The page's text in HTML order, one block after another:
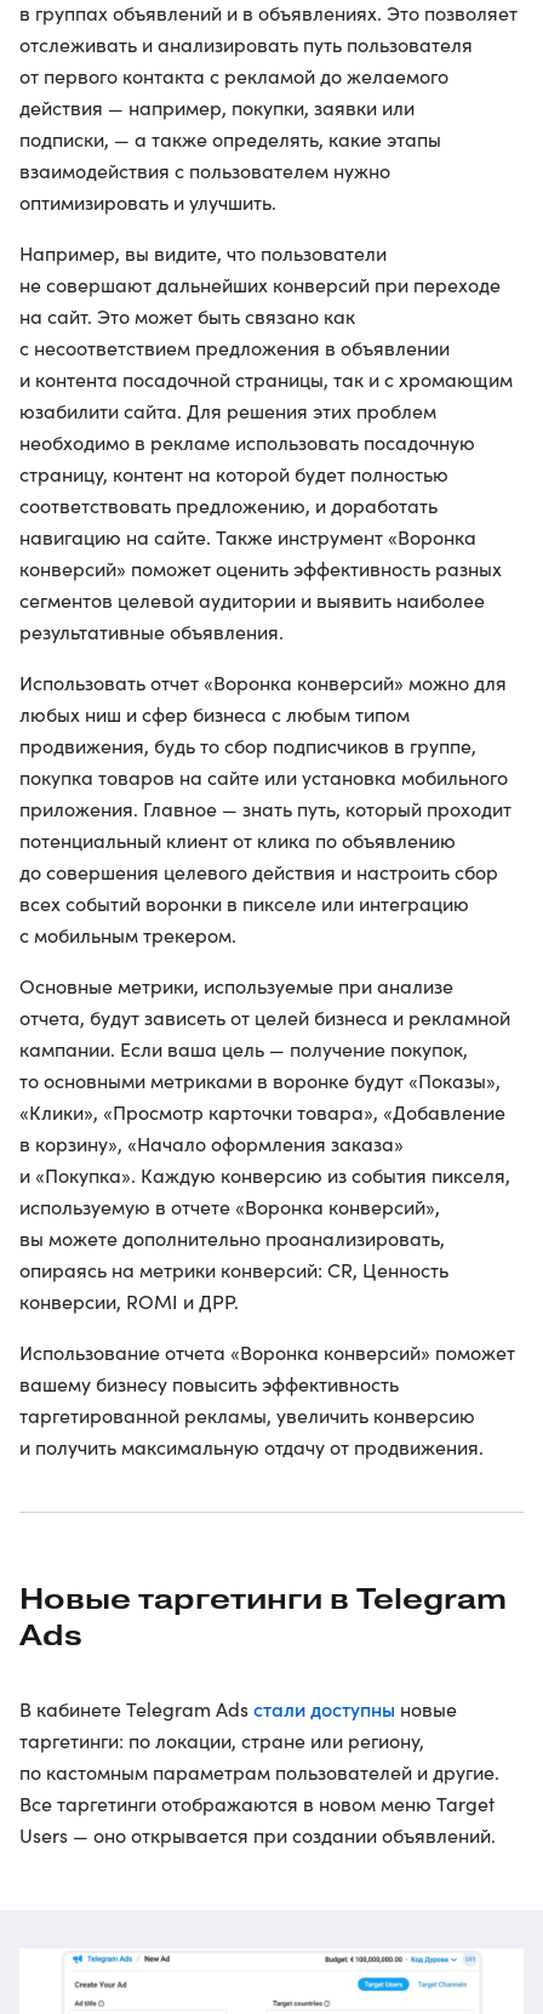
в группах объявлений и в объявлениях. Это позволяет
отслеживать и анализировать путь пользователя
от первого контакта с рекламой до желаемого
действия — например, покупки, заявки или
подписки, — а также определять, какие этапы
взаимодействия с пользователем нужно
оптимизировать и улучшить.
Например, вы видите, что пользователи
не совершают дальнейших конверсий при переходе
на сайт. Это может быть связано как
с несоответствием предложения в объявлении
и контента посадочной страницы, так и с хромающим
юзабилити сайта. Для решения этих проблем
необходимо в рекламе использовать посадочную
страницу, контент на которой будет полностью
соответствовать предложению, и доработать
навигацию на сайте. Также инструмент «Воронка
конверсий» поможет оценить эффективность разных
сегментов целевой аудитории и выявить наиболее
результативные объявления.
Использовать отчет «Воронка конверсий» можно для
любых ниш и сфер бизнеса с любым типом
продвижения, будь то сбор подписчиков в группе,
покупка товаров на сайте или установка мобильного
приложения. Главное — знать путь, который проходит
потенциальный клиент от клика по объявлению
до совершения целевого действия и настроить сбор
всех событий воронки в пикселе или интеграцию
с мобильным трекером.
Основные метрики, используемые при анализе
отчета, будут зависеть от целей бизнеса и рекламной
кампании. Если ваша цель — получение покупок,
то основными метриками в воронке будут «Показы»,
«Клики», «Просмотр карточки товара», «Добавление
в корзину», «Начало оформления заказа»
и «Покупка». Каждую конверсию из события пикселя,
используемую в отчете «Воронка конверсий»,
вы можете дополнительно проанализировать,
опираясь на метрики конверсий: CR, Ценность
конверсии, ROMI и ДРР.
Использование отчета «Воронка конверсий» поможет
вашему бизнесу повысить эффективность
таргетированной рекламы, увеличить конверсию
и получить максимальную отдачу от продвижения.
Новые таргетинги в Telegram
Ads
В кабинете Telegram Adsстали доступны новые
таргетинги: по локации, стране или региону,
по кастомным параметрам пользователей и другие.
Все таргетинги отображаются в новом меню Target
Users — оно открывается при создании объявлений.